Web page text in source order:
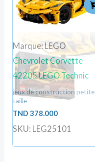
Marque: LEGO
Chevrolet Corvette
42205 LEGO Technic
jeux de construction petite
taille
TND378.000
SKU: LEG25101